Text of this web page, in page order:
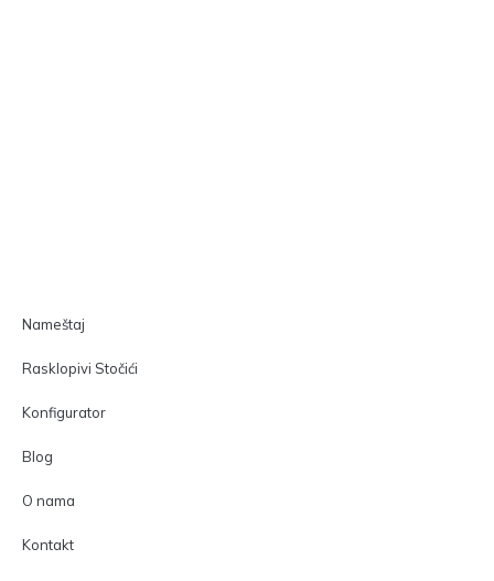
Nameštaj
Rasklopivi Stočići
Konfigurator
Blog
O nama
Kontakt